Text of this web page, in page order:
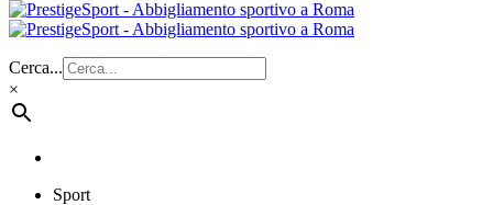
Cerca...
×
Sport